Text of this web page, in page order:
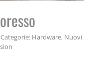
Categorie: Hardware, Nuovi